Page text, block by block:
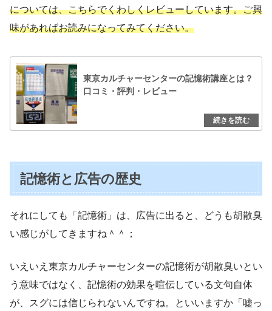
については、こちらでくわしくレビューしています。ご興
味があればお読みになってみてください。
東京カルチャーセンターの記憶術講座とは？
口コミ・評判・レビュー
記憶術と広告の歴史
それにしても「記憶術」は、広告に出ると、どうも胡散臭
い感じがしてきますね＾＾；
いえいえ東京カルチャーセンターの記憶術が胡散臭いとい
う意味ではなく、記憶術の効果を喧伝している文句自体
が、スグには信じられないんですね。といいますか「嘘っ